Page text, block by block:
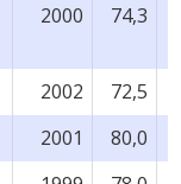
2000 74,3
2002
72,5
2001
80,0